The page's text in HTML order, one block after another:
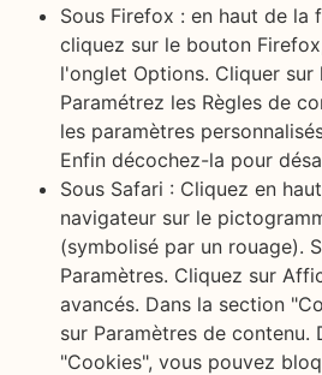
Sous Firefox : en haut de la
cliquez sur le bouton
l'onglet Options. Cliquer
Paramétrez les Règles de
les paramètres
Enfin décochez-la pour
Sous Safari : Cliquez en
navigateur sur le
(symbolisé par un rouage).
Paramètres. Cliquez sur
avancés. Dans la section
sur Paramètres de contenu.
"Cookies", vous pouvez